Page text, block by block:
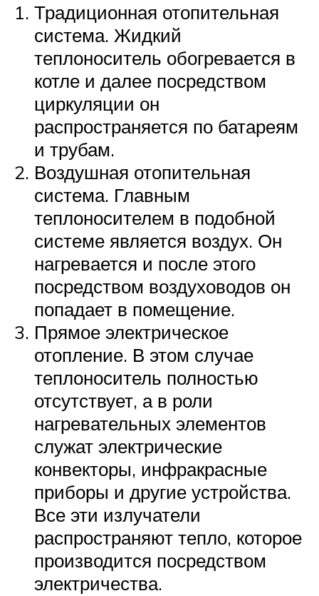
Традиционная отопительная
система. Жидкий
теплоноситель обогревается в
котле и далее посредством
циркуляции он
распространяется по батареям
и трубам.
Воздушная отопительная
система. Главным
теплоносителем в подобной
системе является воздух. Он
нагревается и после этого
посредством воздуховодов он
попадает в помещение.
Прямое электрическое
отопление. В этом случае
теплоноситель полностью
отсутствует, а в роли
нагревательных элементов
служат электрические
конвекторы, инфракрасные
приборы и другие устройства.
Все эти излучатели
распространяют тепло, которое
производится посредством
электричества.